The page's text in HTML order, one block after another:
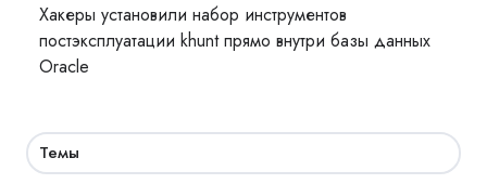
Хакеры установили набор инструментов
постэксплуатации khunt прямо внутри базы данных
Oracle
Темы